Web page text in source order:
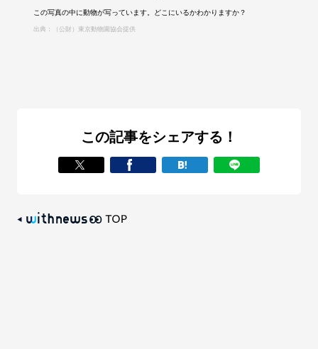
この写真の中に動物が写っています。どこにいるかわかりますか？
出典：（公財）東京動物園協会提供
この記事をシェアする！